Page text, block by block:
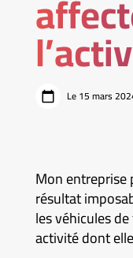
Le 15 mars
Mon
résultat
les véhicules
activité dont